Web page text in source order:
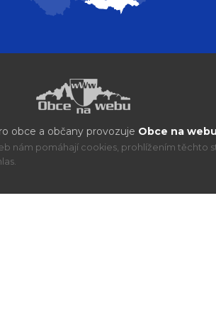
obce a občany provozuje Obce na
nám pomáhají cookies, prohlížením těchto